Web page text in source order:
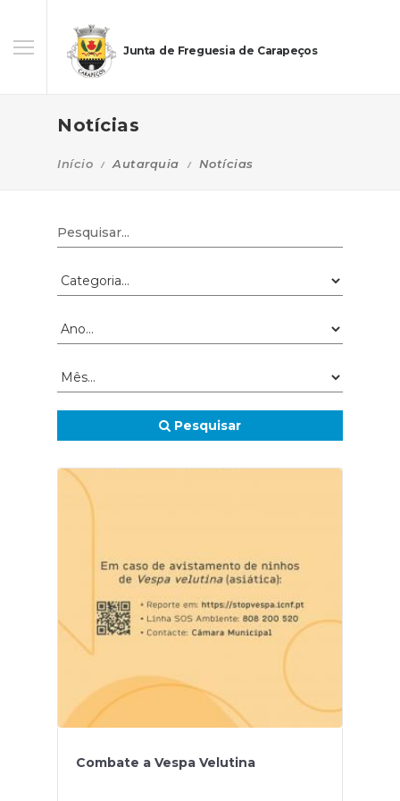
Junta de Freguesia de Carapeços
Notícias
Início Autarquia Notícias
Pesquisar
Combate a Vespa Velutina